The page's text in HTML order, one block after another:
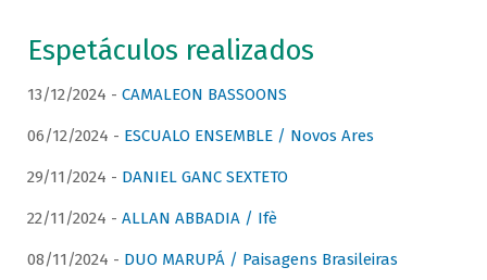
Espetáculos realizados
13/12/2024 - CAMALEON BASSOONS
06/12/2024 - ESCUALO ENSEMBLE / Novos Ares
29/11/2024 - DANIEL GANC SEXTETO
22/11/2024 - ALLAN ABBADIA / Ifè
08/11/2024 - DUO MARUPÁ / Paisagens Brasileiras